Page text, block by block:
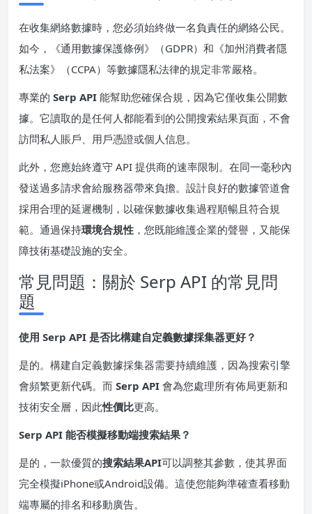
在收集網絡數據時，您必須始終做一名負責任的網絡公民。
如今，《通用數據保護條例》（GDPR）和《加州消費者隱
私法案》（CCPA）等數據隱私法律的規定非常嚴格。
專業的 Serp API 能幫助您確保合規，因為它僅收集公開數
據。它讀取的是任何人都能看到的公開搜索結果頁面，不會
訪問私人賬戶、用戶憑證或個人信息。
此外，您應始終遵守 API 提供商的速率限制。在同一毫秒內
發送過多請求會給服務器帶來負擔。設計良好的數據管道會
採用合理的延遲機制，以確保數據收集過程順暢且符合規
範。通過保持環境合規性 ，您既能維護企業的聲譽，又能保
障技術基礎設施的安全。
常見問題：關於 Serp API 的常見問
題
使用 Serp API 是否比構建自定義數據採集器更好？
是的。構建自定義數據採集器需要持續維護，因為搜索引擎
會頻繁更新代碼。而 Serp API 會為您處理所有佈局更新和
技術安全層，因此性價比更高。
Serp API 能否模擬移動端搜索結果？
是的，一款優質的搜索結果API可以調整其參數，使其界面
完全模擬iPhone或Android設備。這使您能夠準確查看移動
端專屬的排名和移動廣告。